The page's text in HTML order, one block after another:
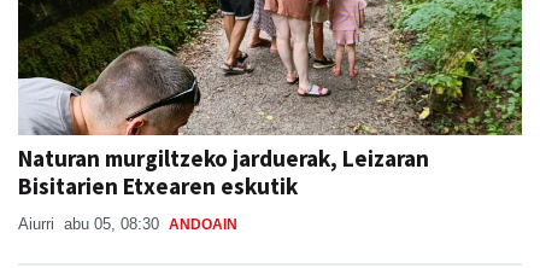
Naturan murgiltzeko jarduerak, Leizaran
Bisitarien Etxearen eskutik
Aiurri abu 05, 08:30 ANDOAIN